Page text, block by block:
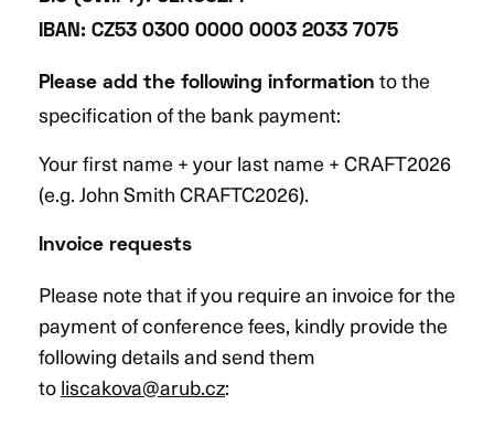
IBAN: CZ53 0300 0000 0003 2033 7075
Please add the following information to the
specification of the bank payment:
Your first name + your last name + CRAFT2026
(e.g. John Smith CRAFTC2026).
Invoice requests
Please note that if you require an invoice for the
payment of conference fees, kindly provide the
following details and send them
toliscakova@arub.cz: